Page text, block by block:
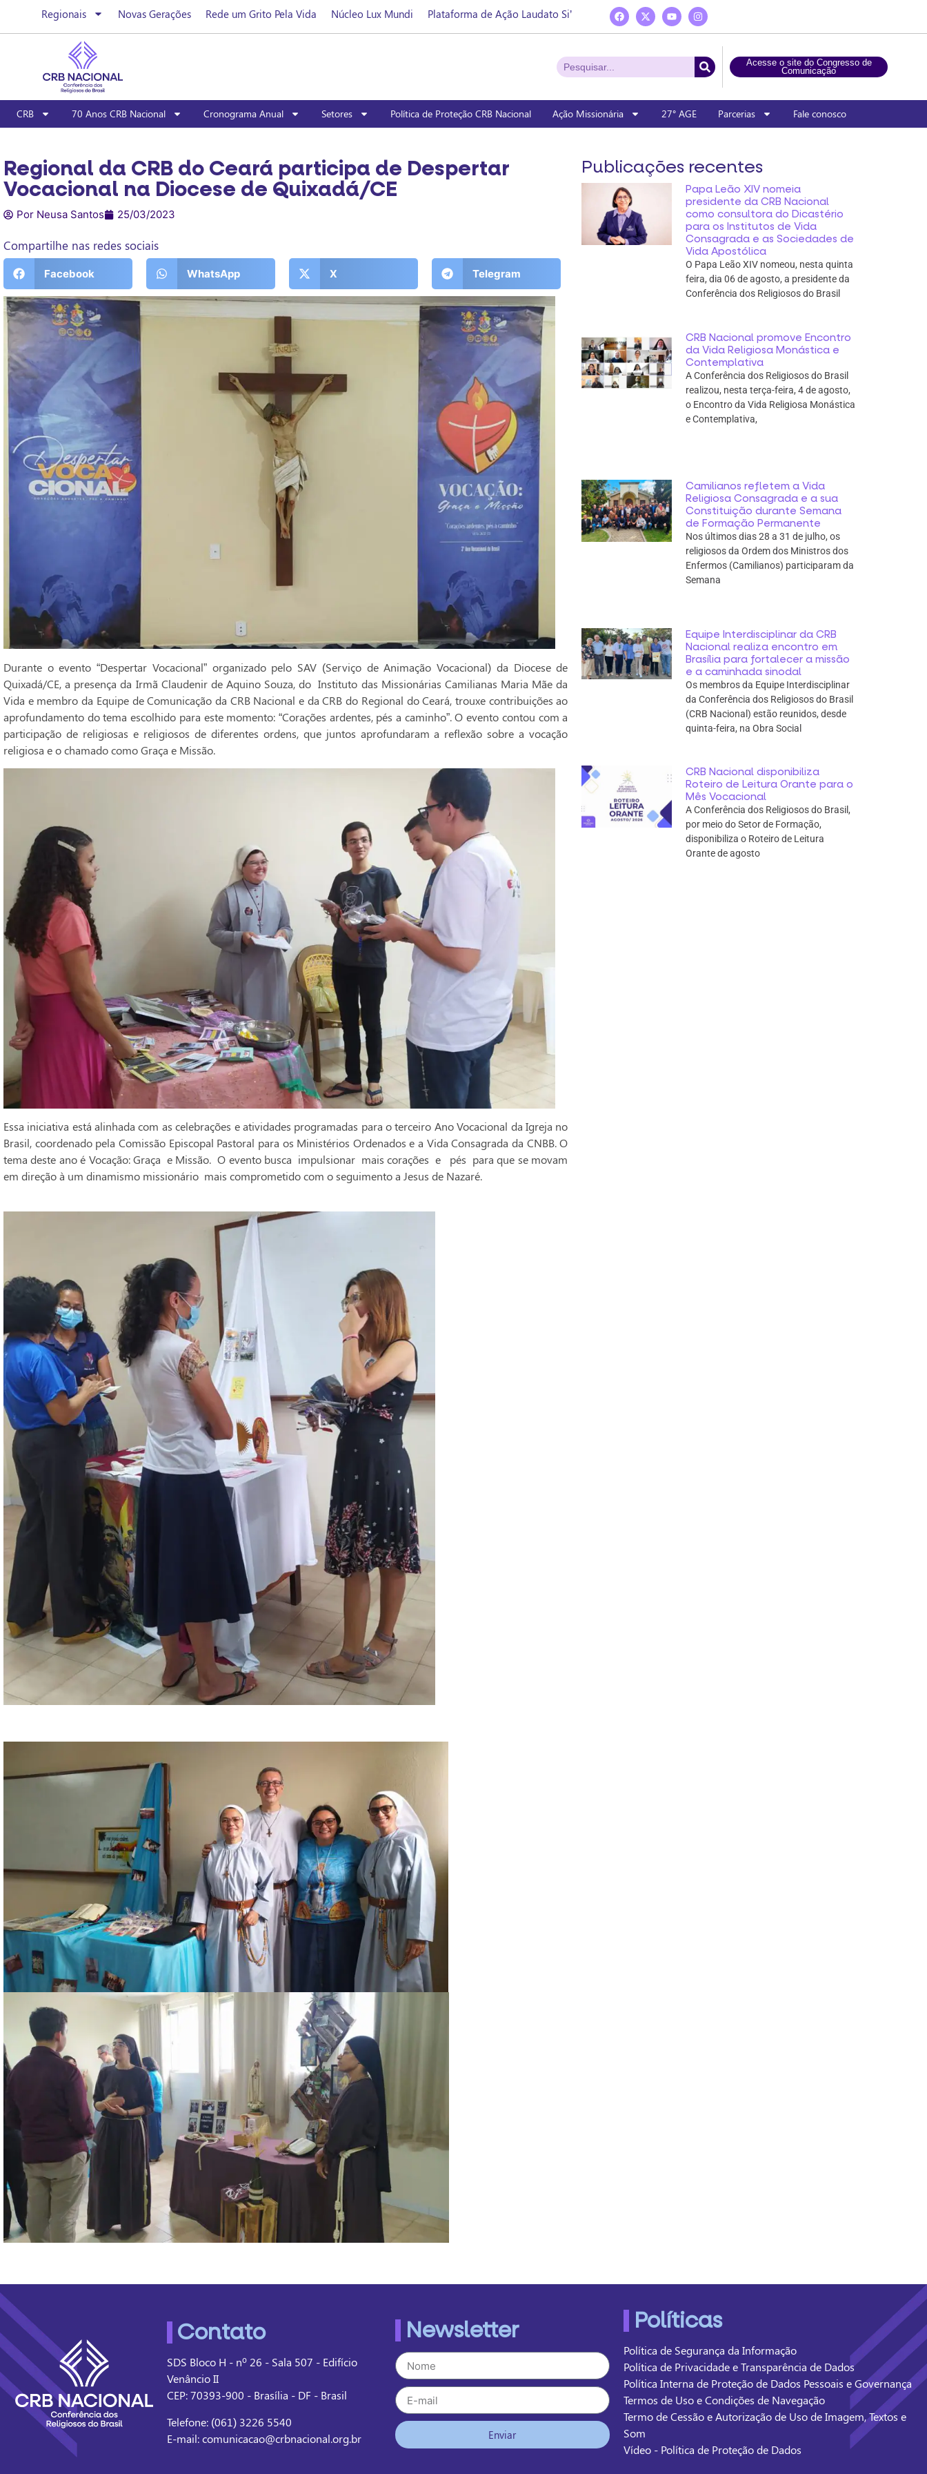
Regionais Novas Gerações Rede um Grito Pela Vida Núcleo Lux Mundi Plataforma de Ação Laudato Si’
Acesse o site do Congresso de
Comunicação
CRB 70 Anos CRB Nacional Cronograma Anual Setores Política de Proteção CRB Nacional Ação Missionária 27° AGE Parcerias Fale conosco
Regional da CRB do Ceará participa de Despertar
Vocacional na Diocese de Quixadá/CE
Por Neusa Santos 25/03/2023
Compartilhe nas redes sociais
Facebook WhatsApp X Telegram
Durante o evento “Despertar Vocacional” organizado pelo SAV (Serviço de Animação Vocacional) da Diocese de
Quixadá/CE, a presença da Irmã Claudenir de Aquino Souza, do Instituto das Missionárias Camilianas Maria Mãe da
Vida e membro da Equipe de Comunicação da CRB Nacional e da CRB do Regional do Ceará, trouxe contribuições ao
aprofundamento do tema escolhido para este momento: “Corações ardentes, pés a caminho”. O evento contou com a
participação de religiosas e religiosos de diferentes ordens, que juntos aprofundaram a reflexão sobre a vocação
religiosa e o chamado como Graça e Missão.
Essa iniciativa está alinhada com as celebrações e atividades programadas para o terceiro Ano Vocacional da Igreja no
Brasil, coordenado pela Comissão Episcopal Pastoral para os Ministérios Ordenados e a Vida Consagrada da CNBB. O
tema deste ano é Vocação: Graça e Missão. O evento busca impulsionar mais corações e pés para que se movam
em direção à um dinamismo missionário mais comprometido com o seguimento a Jesus de Nazaré.
Publicações recentes
Papa Leão XIV nomeia
presidente da CRB Nacional
como consultora do Dicastério
para os Institutos de Vida
Consagrada e as Sociedades de
Vida Apostólica
O Papa Leão XIV nomeou, nesta quinta
feira, dia 06 de agosto, a presidente da
Conferência dos Religiosos do Brasil
CRB Nacional promove Encontro
da Vida Religiosa Monástica e
Contemplativa
A Conferência dos Religiosos do Brasil
realizou, nesta terça-feira, 4 de agosto,
o Encontro da Vida Religiosa Monástica
e Contemplativa,
Camilianos refletem a Vida
Religiosa Consagrada e a sua
Constituição durante Semana
de Formação Permanente
Nos últimos dias 28 a 31 de julho, os
religiosos da Ordem dos Ministros dos
Enfermos (Camilianos) participaram da
Semana
Equipe Interdisciplinar da CRB
Nacional realiza encontro em
Brasília para fortalecer a missão
e a caminhada sinodal
Os membros da Equipe Interdisciplinar
da Conferência dos Religiosos do Brasil
(CRB Nacional) estão reunidos, desde
quinta-feira, na Obra Social
CRB Nacional disponibiliza
Roteiro de Leitura Orante para o
Mês Vocacional
A Conferência dos Religiosos do Brasil,
por meio do Setor de Formação,
disponibiliza o Roteiro de Leitura
Orante de agosto
Contato
SDS Bloco H - nº 26 - Sala 507 - Edifício
Venâncio II
CEP: 70393-900 - Brasília - DF - Brasil
Telefone: (061) 3226 5540
E-mail: comunicacao@crbnacional.org.br
Newsletter
Enviar
Políticas
Política de Segurança da Informação
Política de Privacidade e Transparência de Dados
Política Interna de Proteção de Dados Pessoais e Governança
Termos de Uso e Condições de Navegação
Termo de Cessão e Autorização de Uso de Imagem, Textos e
Som
Vídeo - Política de Proteção de Dados